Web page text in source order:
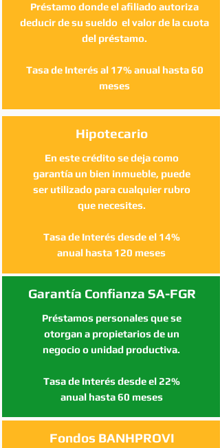
Préstamo donde el afiliado autoriza
deducir de su sueldo el valor de la cuota
del préstamo.
Tasa de Interés al 17% anual hasta 60
meses
Hipotecario
En este crédito se deja como
garantía un bien inmueble, puede
ser utilizado para cualquier rubro
que necesites.
Tasa de Interés desde el 14%
anual hasta 120 meses
Garantía Confianza SA-FGR
Préstamos personales que se
otorgan a propietarios de un
negocio o unidad productiva.
Tasa de Interés desde el 22%
anual hasta 60 meses
Fondos BANHPROVI